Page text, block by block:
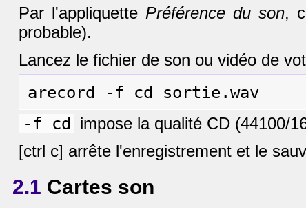
Par l'appliquette Préférence du son,
probable).
Lancez le fichier de son ou vidéo de
-f cd impose la qualité CD (44100/
[ctrl c] arrête l'enregistrement et le
2.1 Cartes son